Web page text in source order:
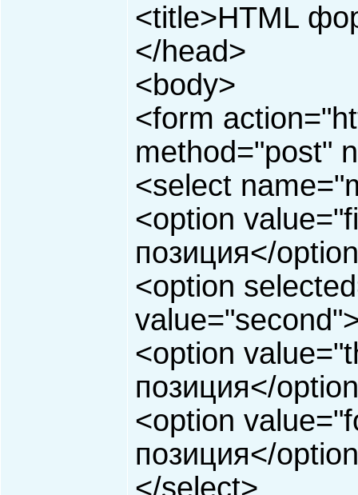
<title>HTML
</head>
<body>
<form
method="post"
<select
<option
позиция</
<option
<option
позиция</
<option
позиция</
</select>